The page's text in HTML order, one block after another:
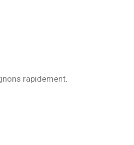
rapidement.